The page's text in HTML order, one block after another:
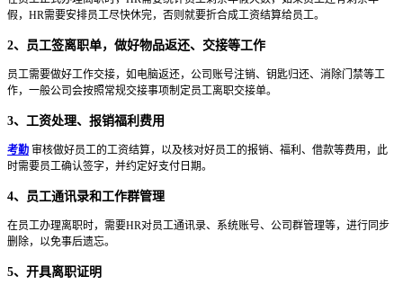
假，HR需要安排员工尽快休完，否则就要折合成工资结算给员工。
2、员工签离职单，做好物品返还、交接等工作
员工需要做好工作交接，如电脑返还，公司账号注销、钥匙归还、消除门禁等工
作，一般公司会按照常规交接事项制定员工离职交接单。
3、工资处理、报销福利费用
考勤 审核做好员工的工资结算，以及核对好员工的报销、福利、借款等费用，此
时需要员工确认签字，并约定好支付日期。
4、员工通讯录和工作群管理
在员工办理离职时，需要HR对员工通讯录、系统账号、公司群管理等，进行同步
删除，以免事后遗忘。
5、开具离职证明